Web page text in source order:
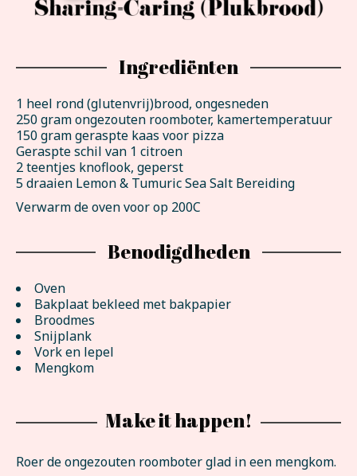
Ingrediënten
1 heel rond (glutenvrij)brood, ongesneden
250 gram ongezouten roomboter, kamertemperatuur
150 gram geraspte kaas voor pizza
Geraspte schil van 1 citroen
2 teentjes knoflook, geperst
5 draaien Lemon & Tumuric Sea Salt Bereiding
Verwarm de oven voor op 200C
Benodigdheden
Oven
Bakplaat bekleed met bakpapier
Broodmes
Snijplank
Vork en lepel
Mengkom
Make it happen!
Roer de ongezouten roomboter glad in een mengkom.